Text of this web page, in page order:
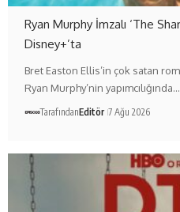
Ryan Murphy İmzalı ‘The
Disney+’ta
Bret Easton Ellis’in çok satan
Ryan Murphy’nin yapımcılığında…
TarafındanEditör 7 Ağu 2026